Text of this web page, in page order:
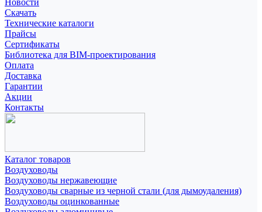
Новости
Скачать
Технические каталоги
Прайсы
Сертификаты
Библиотека для BIM-проектирования
Оплата
Доставка
Гарантии
Акции
Контакты
Каталог товаров
Воздуховоды
Воздуховоды нержавеющие
Воздуховоды сварные из черной стали (для дымоудаления)
Воздуховоды оцинкованные